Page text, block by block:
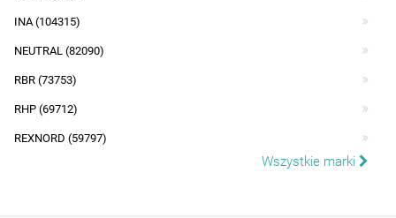
INA (104315)
NEUTRAL (82090)
RBR (73753)
RHP (69712)
REXNORD (59797)
Wszystkie marki